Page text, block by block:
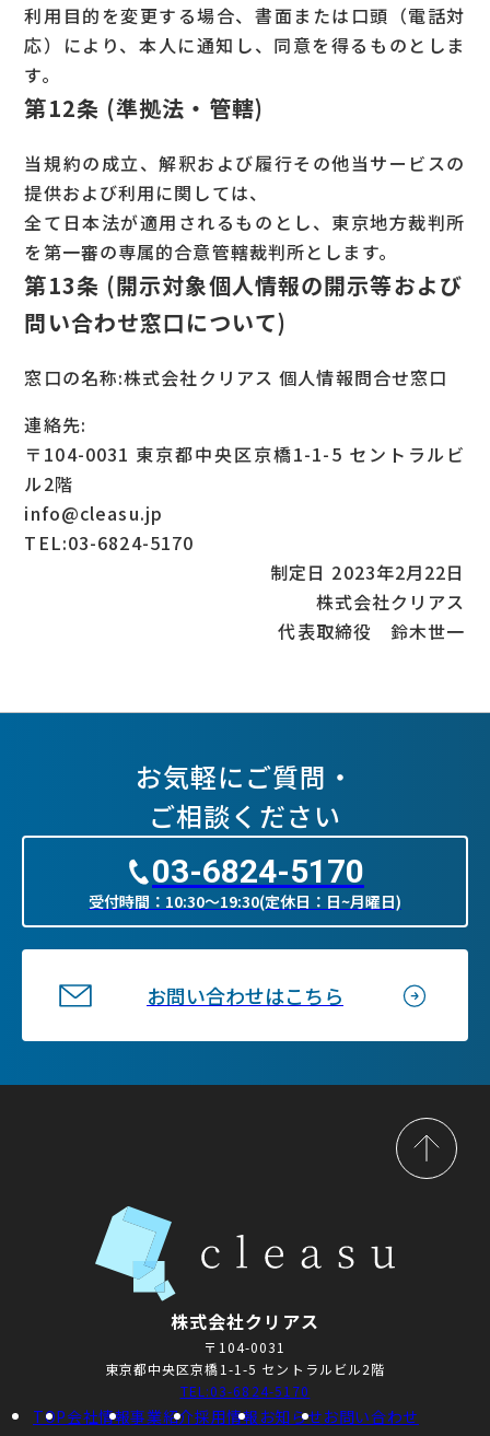
利用目的を変更する場合、書面または口頭（電話対
応）により、本人に通知し、同意を得るものとしま
す。
第12条 (準拠法・管轄)
当規約の成立、解釈および履行その他当サービスの
提供および利用に関しては、
全て日本法が適用されるものとし、東京地方裁判所
を第一審の専属的合意管轄裁判所とします。
第13条 (開示対象個人情報の開示等および
問い合わせ窓口について)
窓口の名称:株式会社クリアス 個人情報問合せ窓口
連絡先:
〒104-0031 東京都中央区京橋1-1-5 セントラルビ
ル2階
info@cleasu.jp
TEL:03-6824-5170
制定日 2023年2月22日
株式会社クリアス
代表取締役 鈴木世一
お気軽にご質問・
ご相談ください
03-6824-5170
受付時間：10:30〜19:30(定休日：日~月曜日)
お問い合わせはこちら
株式会社クリアス
〒104-0031
東京都中央区京橋1-1-5 セントラルビル2階
TEL:03-6824-5170
TOP会社情報事業紹介採用情報 お知らせお問い合わせ